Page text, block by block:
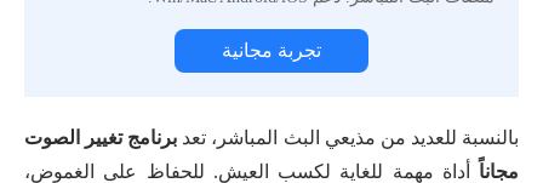
تجربة مجانية
بالنسبة للعديد من مذيعي البث المباشر، تعد برنامج تغيير الصوت
مجاناً أداة مهمة للغاية لكسب العيش. للحفاظ على الغموض،